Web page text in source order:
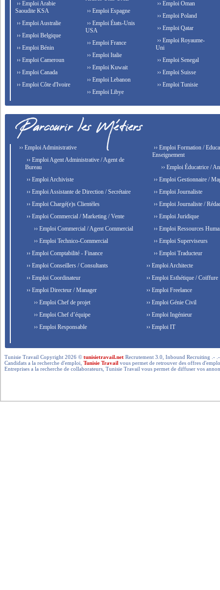
›› Emploi Arabie
Saoudite KSA
›› Emploi Australie
›› Emploi Belgique
›› Emploi Bénin
›› Emploi Cameroun
›› Emploi Canada
›› Emploi Côte d'Ivoire
›› Emploi Espagne
›› Emploi États-Unis
USA
›› Emploi France
›› Emploi Italie
›› Emploi Kuwait
›› Emploi Lebanon
›› Emploi Libye
›› Emploi Oman
›› Emploi Poland
›› Emploi Qatar
›› Emploi Royaume-
Uni
›› Emploi Senegal
›› Emploi Suisse
›› Emploi Tunisie
›› Emploi Administrative
›› Emploi Agent Administrative / Agent de
Bureau
›› Emploi Archiviste
›› Emploi Assistante de Direction / Secrétaire
›› Emploi Chargé(e)s Clientèles
›› Emploi Commercial / Marketing / Vente
›› Emploi Commercial / Agent Commercial
›› Emploi Technico-Commercial
›› Emploi Comptabilité - Finance
›› Emploi Conseillers / Consultants
›› Emploi Coordinateur
›› Emploi Directeur / Manager
›› Emploi Chef de projet
›› Emploi Chef d’équipe
›› Emploi Responsable
›› Emploi Formation /
Enseignement
›› Emploi Éducatrice /
›› Emploi Gestionnaire /
›› Emploi Journaliste
›› Emploi Journaliste /
›› Emploi Juridique
›› Emploi Ressources
›› Emploi Superviseurs
›› Emploi Traducteur
›› Emploi Architecte
›› Emploi Esthétique / Coiffure
›› Emploi Freelance
›› Emploi Génie Civil
›› Emploi Ingénieur
›› Emploi IT
Tunisie Travail Copyright 2026 ©tunisietravail.net Recrutement 3.0, Inbound Recruiting .-
Candidats a la recherche d'emploi,Tunisie Travail vous permet de retrouver des offres
Entreprises a la recherche de collaborateurs, Tunisie Travail vous permet de diffuser vos